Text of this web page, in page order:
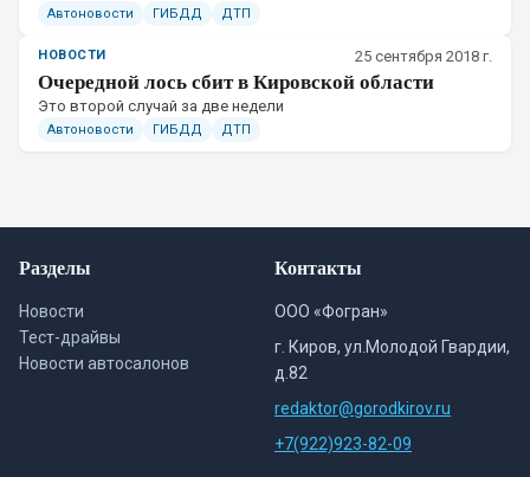
Автоновости ГИБДД ДТП
НОВОСТИ 25 сентября 2018 г.
Очередной лось сбит в Кировской области
Это второй случай за две недели
Автоновости ГИБДД ДТП
Разделы
Новости
Тест-драйвы
Новости автосалонов
Контакты
ООО «Фогран»
г. Киров, ул.Молодой Гвардии,
д.82
redaktor@gorodkirov.ru
+7(922)923-82-09